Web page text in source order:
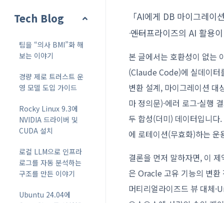
Tech Blog
팀을 “의사 BMI”화 해
보는 이야기
경량 제로 트러스트 운
영 모델 도입 가이드
Rocky Linux 9.3에
NVIDIA 드라이버 및
CUDA 설치
로컬 LLM으로 인프라
로그를 자동 분석하는
구조를 만든 이야기
Ubuntu 24.04에
「AI에게 DB 마이그레
―― 엔터프라이즈의 AI 활
본 글에서는 호환성이 없
(Claude Code)에 실데이터
변환 설계, 마이그레이션 대
마 정의문)·에러 로그·실행
두 합성(더미) 데이터입니
에 로테이션(무효화)하는 운
결론을 먼저 말하자면, 이
은 Oracle 고유 기능의 변환
머티리얼라이즈드 뷰 대체